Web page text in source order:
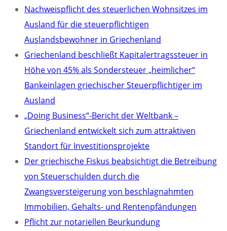
Nachweispflicht des steuerlichen Wohnsitzes im
Ausland für die steuerpflichtigen
Auslandsbewohner in Griechenland
Griechenland beschließt Kapitalertragssteuer in
Höhe von 45% als Sondersteuer „heimlicher“
Bankeinlagen griechischer Steuerpflichtiger im
Ausland
„Doing Business“-Bericht der Weltbank –
Griechenland entwickelt sich zum attraktiven
Standort für Investitionsprojekte
Der griechische Fiskus beabsichtigt die Betreibung
von Steuerschulden durch die
Zwangsversteigerung von beschlagnahmten
Immobilien, Gehalts- und Rentenpfändungen
Pflicht zur notariellen Beurkundung